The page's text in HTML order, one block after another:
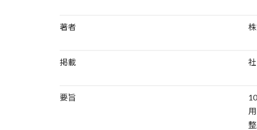
著者
掲載
要旨